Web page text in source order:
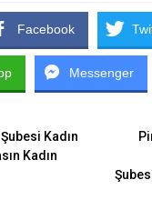
Facebook
Messenger
Kadın
Kadın